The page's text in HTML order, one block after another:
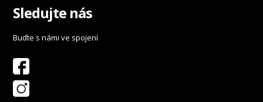
Sledujte nás
Buďte s námi ve spojení